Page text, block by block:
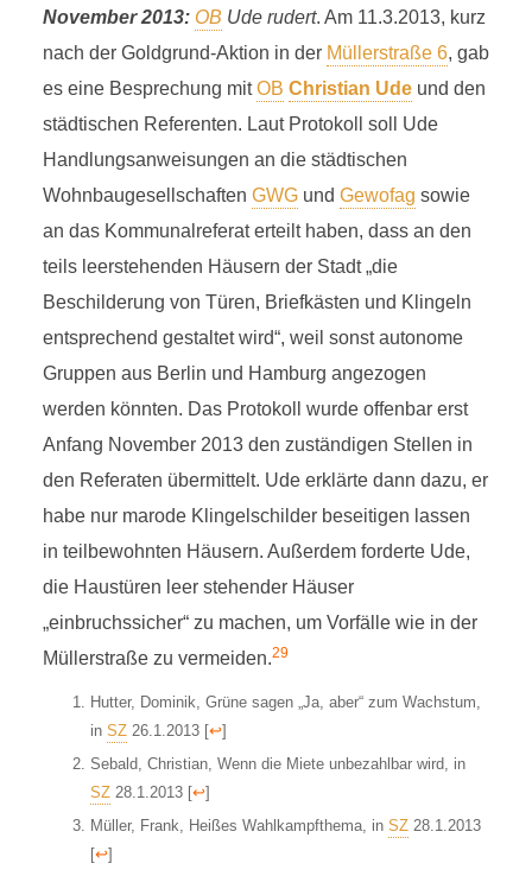
November 2013: OB Ude rudert. Am 11.3.2013, kurz
nach der Goldgrund-Aktion in der Müllerstraße 6, gab
es eine Besprechung mitOB Christian Udeund den
städtischen Referenten. Laut Protokoll soll Ude
Handlungsanweisungen an die städtischen
Wohnbaugesellschaften GWGund Gewofag sowie
an das Kommunalreferat erteilt haben, dass an den
teils leerstehenden Häusern der Stadt „die
Beschilderung von Türen, Briefkästen und Klingeln
entsprechend gestaltet wird“, weil sonst autonome
Gruppen aus Berlin und Hamburg angezogen
werden könnten. Das Protokoll wurde offenbar erst
Anfang November 2013 den zuständigen Stellen in
den Referaten übermittelt. Ude erklärte dann dazu, er
habe nur marode Klingelschilder beseitigen lassen
in teilbewohnten Häusern. Außerdem forderte Ude,
die Haustüren leer stehender Häuser
„einbruchssicher“ zu machen, um Vorfälle wie in der
Müllerstraße zu vermeiden.29
Hutter, Dominik, Grüne sagen „Ja, aber“ zum Wachstum,
in SZ26.1.2013[↩]
Sebald, Christian, Wenn die Miete unbezahlbar wird, in
SZ28.1.2013[↩]
Müller, Frank, Heißes Wahlkampfthema, in SZ28.1.2013
[↩]